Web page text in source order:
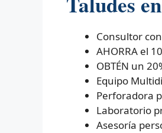
Consultor
AHORRA el
OBTÉN un
Equipo
Perforadora
Laboratorio
Asesoría